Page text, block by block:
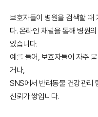
보호자들이 병원을 검색할 때
다. 온라인 채널을 통해 병원
있습니다.
예를 들어, 보호자들이 자주
거나,
SNS에서 반려동물 건강관리
신뢰가 쌓입니다.